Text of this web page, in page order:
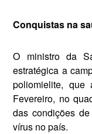
Conquistas na
O ministro da
estratégica a
poliomielite,
Feverei­ro, no
das condições
vírus no país.